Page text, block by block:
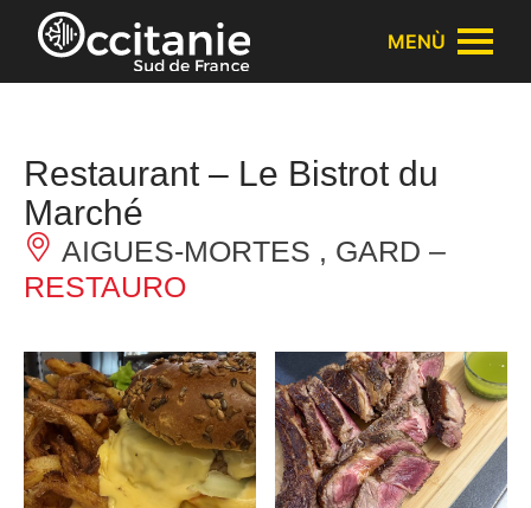
Pannello di gestione dei cookies
MENÙ
Restaurant – Le Bistrot du
Marché
AIGUES-MORTES , GARD –
RESTAURO